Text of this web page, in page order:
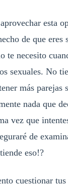
esta
de que eres
te necesito
sexuales. No
más parejas
nada que
vez que
de
eso!?
cuestionar tus